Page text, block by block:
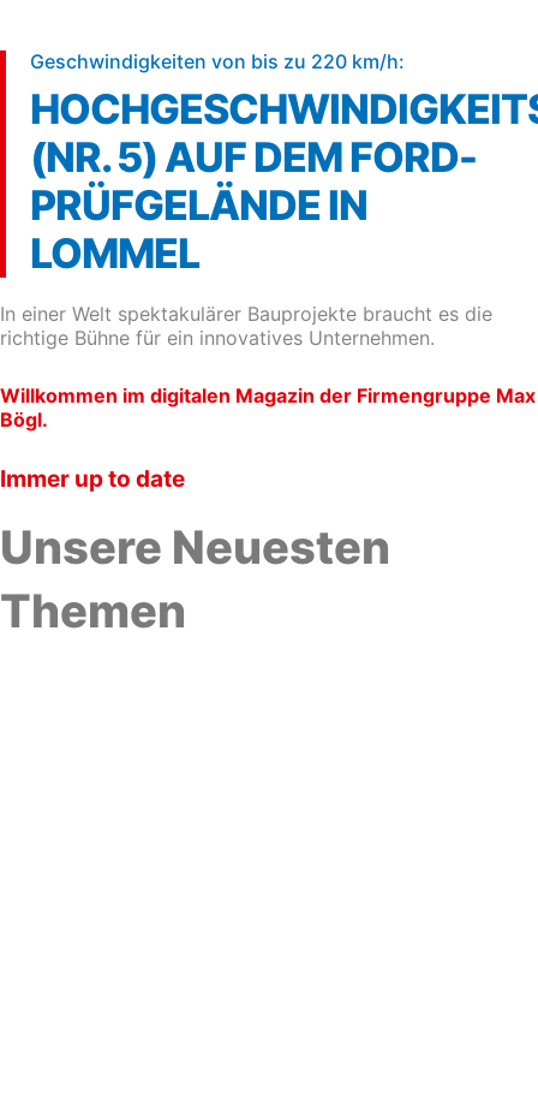
Geschwindigkeiten von bis zu 220 km/h:
(NR. 5) AUF DEM FORD-
PRÜFGELÄNDE IN
LOMMEL
In einer Welt spektakulärer Bauprojekte braucht es die
richtige Bühne für ein innovatives Unternehmen.
Willkommen im digitalen Magazin der Firmengruppe Max
Bögl.
Immer up to date
Unsere Neuesten
Themen